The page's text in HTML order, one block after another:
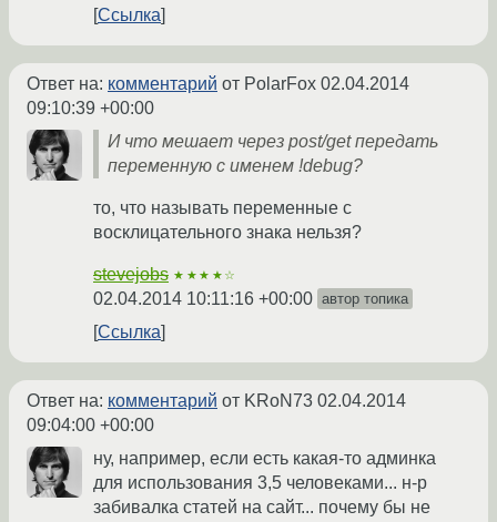
Ссылка
Ответ на: комментарий от PolarFox 02.04.2014
09:10:39 +00:00
И что мешает через post/get передать
переменную с именем !debug?
то, что называть переменные с
восклицательного знака нельзя?
stevejobs ★★★★☆
02.04.2014 10:11:16 +00:00 автор топика
Ссылка
Ответ на: комментарий от KRoN73 02.04.2014
09:04:00 +00:00
ну, например, если есть какая-то админка
для использования 3,5 человеками... н-р
забивалка статей на сайт... почему бы не